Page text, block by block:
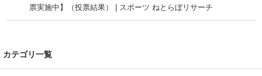
票実施中】（投票結果） | スポーツ ねとらぼリサーチ
カテゴリ一覧